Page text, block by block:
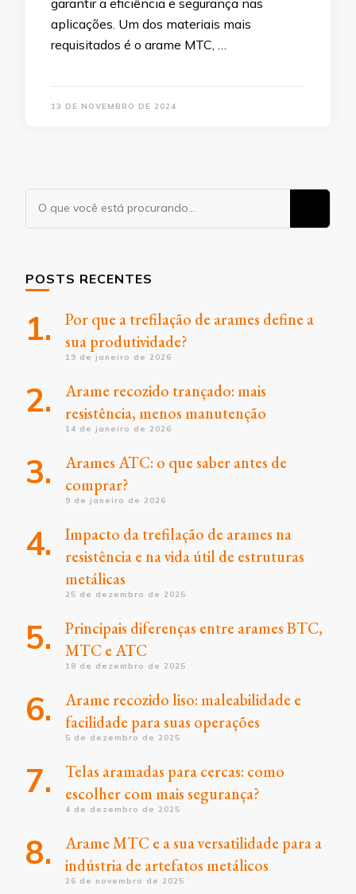
garantir a eficiência e segurança nas
aplicações. Um dos materiais mais
requisitados é o arame MTC, …
13 DE NOVEMBRO DE 2024
Procurando
algo?
POSTS RECENTES
Por que a trefilação de arames define a
sua produtividade?
19 de janeiro de 2026
Arame recozido trançado: mais
resistência, menos manutenção
14 de janeiro de 2026
Arames ATC: o que saber antes de
comprar?
9 de janeiro de 2026
Impacto da trefilação de arames na
resistência e na vida útil de estruturas
metálicas
25 de dezembro de 2025
Principais diferenças entre arames BTC,
MTC e ATC
18 de dezembro de 2025
Arame recozido liso: maleabilidade e
facilidade para suas operações
5 de dezembro de 2025
Telas aramadas para cercas: como
escolher com mais segurança?
4 de dezembro de 2025
Arame MTC e a sua versatilidade para a
indústria de artefatos metálicos
26 de novembro de 2025